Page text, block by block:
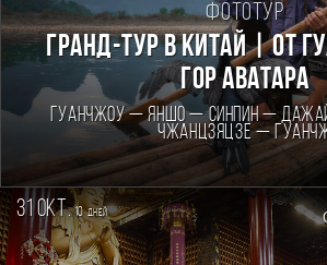
Фототур
Гранд-тур в Китай | От
гор Аватара
Гуанчжоу — Яншо — Синпин —
Чжанцзяцзе —
31 окт.10дней